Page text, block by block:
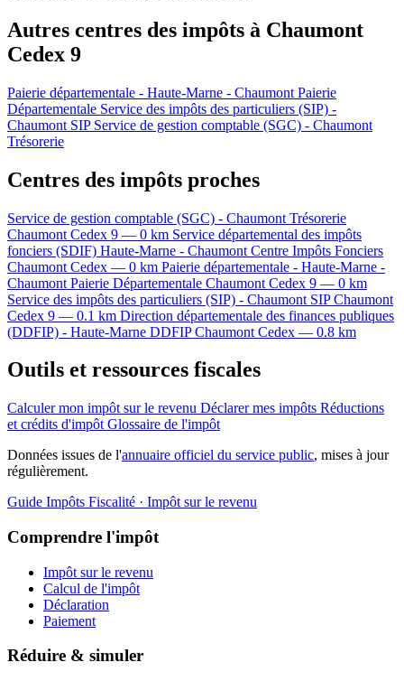
Autres centres des impôts à Chaumont
Cedex 9
Paierie départementale - Haute-Marne - Chaumont Paierie
Départementale Service des impôts des particuliers (SIP) -
Chaumont SIP Service de gestion comptable (SGC) - Chaumont
Trésorerie
Centres des impôts proches
Service de gestion comptable (SGC) - Chaumont Trésorerie
Chaumont Cedex 9 — 0 km Service départemental des impôts
fonciers (SDIF) Haute-Marne - Chaumont Centre Impôts Fonciers
Chaumont Cedex — 0 km Paierie départementale - Haute-Marne -
Chaumont Paierie Départementale Chaumont Cedex 9 — 0 km
Service des impôts des particuliers (SIP) - Chaumont SIP Chaumont
Cedex 9 — 0.1 km Direction départementale des finances publiques
(DDFIP) - Haute-Marne DDFIP Chaumont Cedex — 0.8 km
Outils et ressources fiscales
Calculer mon impôt sur le revenu Déclarer mes impôts Réductions
et crédits d'impôt Glossaire de l'impôt
Données issues de l'annuaire officiel du service public, mises à jour
régulièrement.
Guide Impôts Fiscalité · Impôt sur le revenu
Comprendre l'impôt
Impôt sur le revenu
Calcul de l'impôt
Déclaration
Paiement
Réduire & simuler